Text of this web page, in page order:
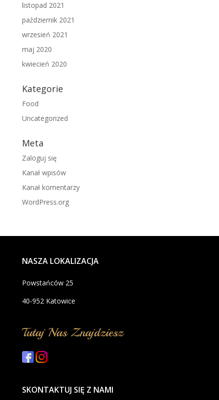
listopad 2021
październik 2021
wrzesień 2021
maj 2020
kwiecień 2020
Kategorie
Food
Uncategorized
Meta
Zaloguj się
Kanał wpisów
Kanał komentarzy
WordPress.org
NASZA LOKALIZACJA
Powstańców 25
40-952 Katowice
Tutaj Nas Znajdziesz
SKONTAKTUJ SIĘ Z NAMI